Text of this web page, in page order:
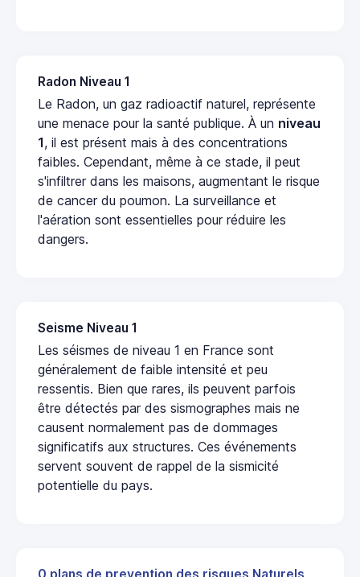
Radon Niveau 1
Le Radon, un gaz radioactif naturel, représente
une menace pour la santé publique. À un niveau
1, il est présent mais à des concentrations
faibles. Cependant, même à ce stade, il peut
s'infiltrer dans les maisons, augmentant le risque
de cancer du poumon. La surveillance et
l'aération sont essentielles pour réduire les
dangers.
Seisme Niveau 1
Les séismes de niveau 1 en France sont
généralement de faible intensité et peu
ressentis. Bien que rares, ils peuvent parfois
être détectés par des sismographes mais ne
causent normalement pas de dommages
significatifs aux structures. Ces événements
servent souvent de rappel de la sismicité
potentielle du pays.